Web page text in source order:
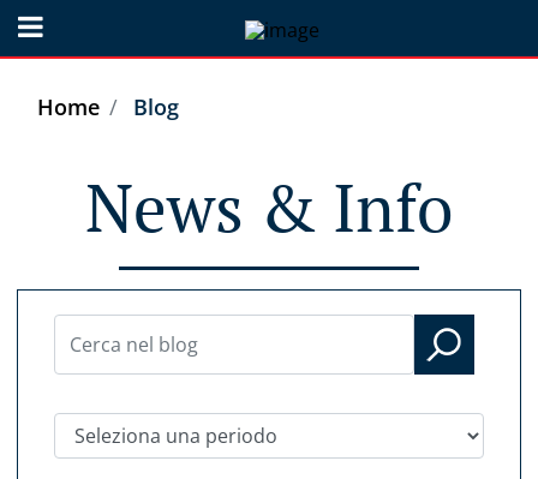
Open menu
Home Blog
News & Info
Seleziona una periodo